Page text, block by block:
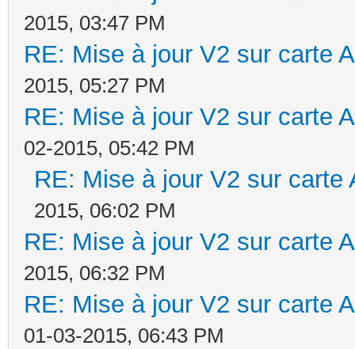
2015, 03:47 PM
RE: Mise à jour V2 sur carte
2015, 05:27 PM
RE: Mise à jour V2 sur carte
02-2015, 05:42 PM
RE: Mise à jour V2 sur carte
2015, 06:02 PM
RE: Mise à jour V2 sur carte
2015, 06:32 PM
RE: Mise à jour V2 sur carte
01-03-2015, 06:43 PM